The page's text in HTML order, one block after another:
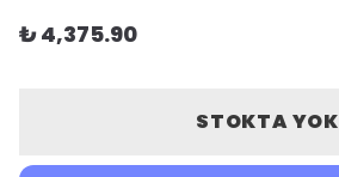
₺ 4,375.90
STOKTA YOK